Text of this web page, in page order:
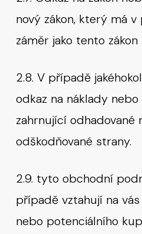
nový zákon, který má
záměr jako tento zákon
2.8. V případě
odkaz na náklady
zahrnující odhadované
odškodňované strany.
2.9. tyto obchodní
případě vztahují na
nebo potenciálního